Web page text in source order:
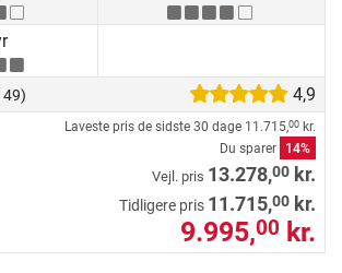
4,9
Laveste pris de sidste 30 dage 11.715,00 kr.
Du sparer
14%
Vejl. pris 13.278,00 kr.
Tidligere pris 11.715,00 kr.
9.995,00 kr.